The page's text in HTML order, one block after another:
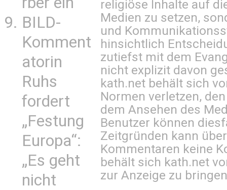
BILD-
Komment
atorin
Ruhs
fordert
„Festung
Europa“:
„Es geht
nicht
religiöse Inhalte auf
Medien zu setzen,
und
hinsichtlich
zutiefst mit dem
nicht explizit davon
kath.net behält sich
Normen verletzen,
dem Ansehen des
Benutzer können
Zeitgründen kann
Kommentaren keine
behält sich kath.net
zur Anzeige zu